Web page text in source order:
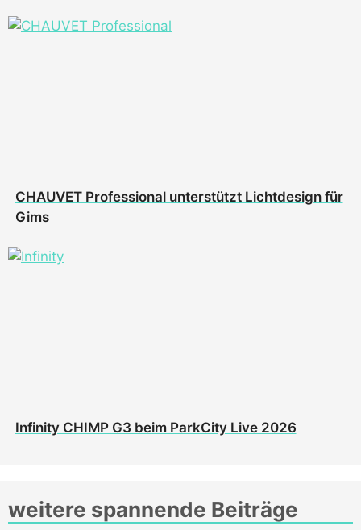
CHAUVET Professional unterstützt Lichtdesign für
Gims
Infinity CHIMP G3 beim ParkCity Live 2026
weitere spannende Beiträge